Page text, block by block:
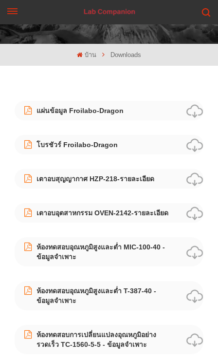
บ้าน Downloads
แผ่นข้อมูล Froilabo-Dragon
โบรชัวร์ Froilabo-Dragon
เตาอบสุญญากาศ HZP-218-รายละเอียด
เตาอบอุตสาหกรรม OVEN-2142-รายละเอียด
ห้องทดสอบอุณหภูมิสูงและต่ำ MIC-100-40 -
ข้อมูลจำเพาะ
ห้องทดสอบอุณหภูมิสูงและต่ำ T-387-40 -
ข้อมูลจำเพาะ
ห้องทดสอบการเปลี่ยนแปลงอุณหภูมิอย่าง
รวดเร็ว TC-1560-5-5 - ข้อมูลจำเพาะ